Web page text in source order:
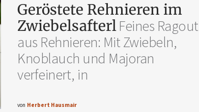
Geröstete Rehnieren im
ZwiebelsafterlFeines Ragout
aus Rehnieren: Mit Zwiebeln,
Knoblauch und Majoran
verfeinert, in
von Herbert Hausmair